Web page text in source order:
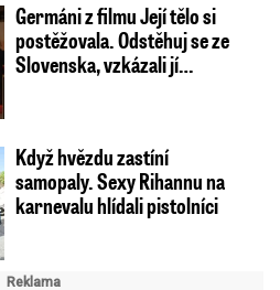
Germáni z filmu Její tělo si
postěžovala. Odstěhuj se ze
Slovenska, vzkázali jí…
Když hvězdu zastíní
samopaly. Sexy Rihannu na
karnevalu hlídali pistolníci